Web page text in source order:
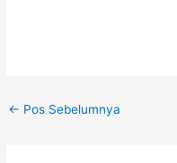
← Pos Sebelumnya